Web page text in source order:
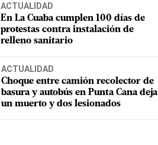
ACTUALIDAD
En La Cuaba cumplen 100 días de
protestas contra instalación de
relleno sanitario
ACTUALIDAD
Choque entre camión recolector de
basura y autobús en Punta Cana deja
un muerto y dos lesionados